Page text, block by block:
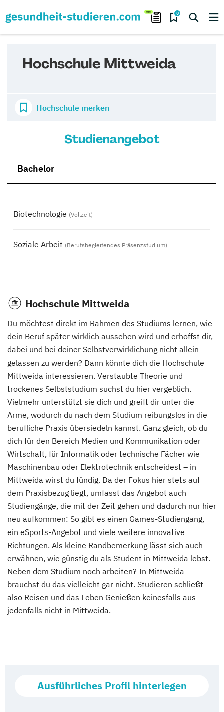
0
Hochschule Mittweida
Hochschule merken
Studienangebot
Bachelor
Biotechnologie (Vollzeit)
Soziale Arbeit (Berufsbegleitendes Präsenzstudium)
Hochschule Mittweida
Du möchtest direkt im Rahmen des Studiums lernen, wie
dein Beruf später wirklich aussehen wird und erhoffst dir,
dabei und bei deiner Selbstverwirklichung nicht allein
gelassen zu werden? Dann könnte dich die Hochschule
Mittweida interessieren. Verstaubte Theorie und
trockenes Selbststudium suchst du hier vergeblich.
Vielmehr unterstützt sie dich und greift dir unter die
Arme, wodurch du nach dem Studium reibungslos in die
berufliche Praxis übersiedeln kannst. Ganz gleich, ob du
dich für den Bereich Medien und Kommunikation oder
Wirtschaft, für Informatik oder technische Fächer wie
Maschinenbau oder Elektrotechnik entscheidest – in
Mittweida wirst du fündig. Da der Fokus hier stets auf
dem Praxisbezug liegt, umfasst das Angebot auch
Studiengänge, die mit der Zeit gehen und dadurch nur hier
neu aufkommen: So gibt es einen Games-Studiengang,
ein eSports-Angebot und viele weitere innovative
Richtungen. Als kleine Randbemerkung lässt sich auch
erwähnen, wie günstig du als Student in Mittweida lebst.
Neben dem Studium noch arbeiten? In Mittweida
brauchst du das vielleicht gar nicht. Studieren schließt
also Reisen und das Leben Genießen keinesfalls aus –
jedenfalls nicht in Mittweida.
Ausführliches Profil hinterlegen